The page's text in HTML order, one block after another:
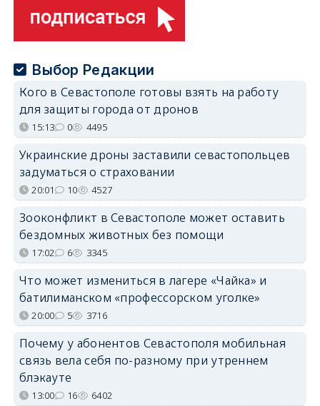
Выбор Редакции
Кого в Севастополе готовы взять на работу
для защиты города от дронов
15:13 0 4495
Украинские дроны заставили севастопольцев
задуматься о страховании
20:01 10 4527
Зооконфликт в Севастополе может оставить
бездомных животных без помощи
17:02 6 3345
Что может измениться в лагере «Чайка» и
батилиманском «профессорском уголке»
20:00 5 3716
Почему у абонентов Севастополя мобильная
связь вела себя по-разному при утреннем
блэкауте
13:00 16 6402